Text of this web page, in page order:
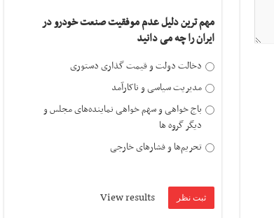
مهم ترین دلیل عدم موفقیت صنعت خودرو در
ایران را چه می دانید
دخالت دولت و قیمت گذاری دستوری
مدیریت سیاسی و ناکارآمد
باج خواهی و سهم خواهی نماینده‌های مجلس و
دیگر گروه ها
تحریم‌ها و فشارهای خارجی
View results